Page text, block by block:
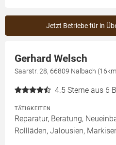
Jetzt Betriebe für in
Gerhard Welsch
Saarstr. 28, 66809 Nalbach
4.5 Sterne aus 6
TÄTIGKEITEN
Reparatur, Beratung,
Rollläden, Jalousien,